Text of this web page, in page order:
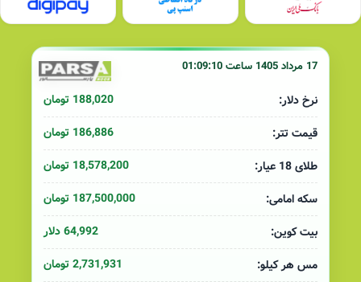
17 مرداد 1405 ساعت 01:09:10
نرخ دلار:
188,020 تومان
قیمت تتر:
186,886 تومان
طلای 18 عیار:
18,578,200 تومان
سکه امامی:
187,500,000 تومان
بیت کوین:
64,992 دلار
مس هر کیلو:
2,731,931 تومان